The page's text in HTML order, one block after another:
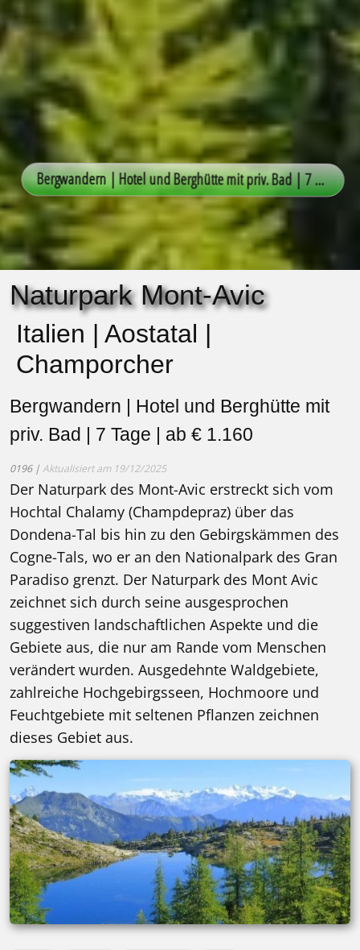
Naturpark Mont-Avic
Italien | Aostatal |
Champorcher
Bergwandern | Hotel und Berghütte mit
priv. Bad | 7 Tage | ab € 1.160
0196 | Aktualisiert am 19/12/2025
Der Naturpark des Mont-Avic erstreckt sich vom
Hochtal Chalamy (Champdepraz) über das
Dondena-Tal bis hin zu den Gebirgskämmen des
Cogne-Tals, wo er an den Nationalpark des Gran
Paradiso grenzt. Der Naturpark des Mont Avic
zeichnet sich durch seine ausgesprochen
suggestiven landschaftlichen Aspekte und die
Gebiete aus, die nur am Rande vom Menschen
verändert wurden. Ausgedehnte Waldgebiete,
zahlreiche Hochgebirgsseen, Hochmoore und
Feuchtgebiete mit seltenen Pflanzen zeichnen
dieses Gebiet aus.